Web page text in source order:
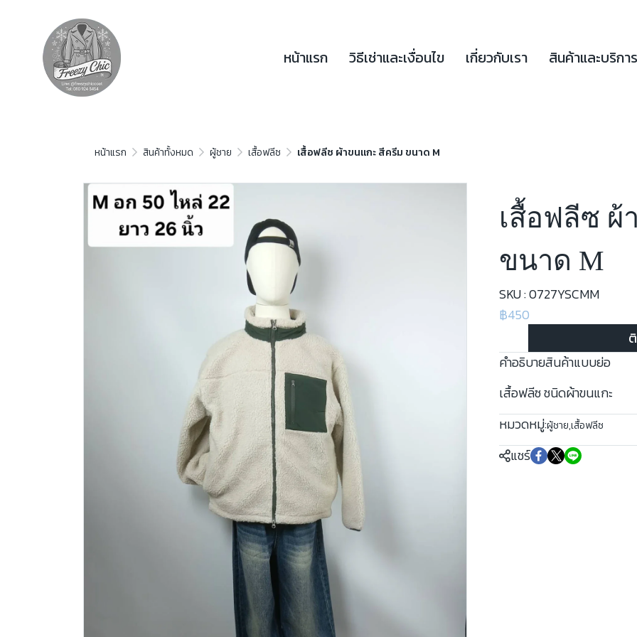
หน้าแรก วิธีเช่าและเงื่อนไข เกี่ยวกับเรา สินค้าและบริการ
หน้าแรก สินค้าทั้งหมด ผู้ชาย เสื้อฟลีซ เสื้อฟลีซ ผ้าขนแกะ สีครีม ขนาด M
เสื้อฟลีซ ผ้
ขนาด M
SKU : 0727YSCMM
฿450
คำอธิบายสินค้าแบบย่อ
เสื้อฟลีซ ชนิดผ้าขนแกะ
หมวดหมู่:ผู้ชาย,เสื้อฟลีซ
แชร์